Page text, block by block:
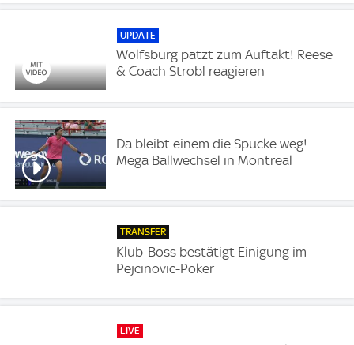
UPDATE
Wolfsburg patzt zum Auftakt! Reese
& Coach Strobl reagieren
Da bleibt einem die Spucke weg!
Mega Ballwechsel in Montreal
TRANSFER
Klub-Boss bestätigt Einigung im
Pejcinovic-Poker
LIVE